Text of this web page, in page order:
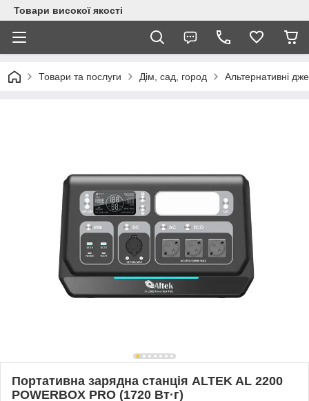
Товари високої якості
Товари та послуги Дім, сад, город Альтернативні
Портативна зарядна станція ALTEK AL 2200
POWERBOX PRO (1720 Вт·г)